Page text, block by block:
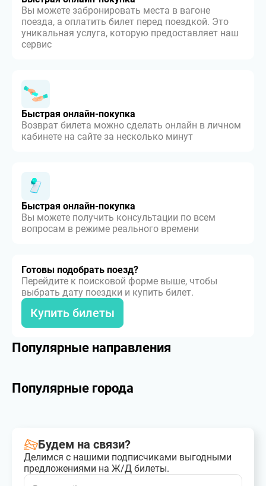
Вы можете забронировать места в вагоне
поезда, а оплатить билет перед поездкой. Это
уникальная услуга, которую предоставляет наш
сервис
Быстрая онлайн-покупка
Возврат билета можно сделать онлайн в личном
кабинете на сайте за несколько минут
Быстрая онлайн-покупка
Вы можете получить консультации по всем
вопросам в режиме реального времени
Готовы подобрать поезд?
Перейдите к поисковой форме выше, чтобы
выбрать дату поездки и купить билет.
Купить билеты
Популярные направления
Популярные города
Будем на связи?
Делимся с нашими подписчиками выгодными
предложениями на Ж/Д билеты.